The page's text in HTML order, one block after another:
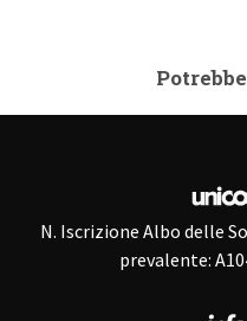
N. Iscrizione Albo delle
prevalente: